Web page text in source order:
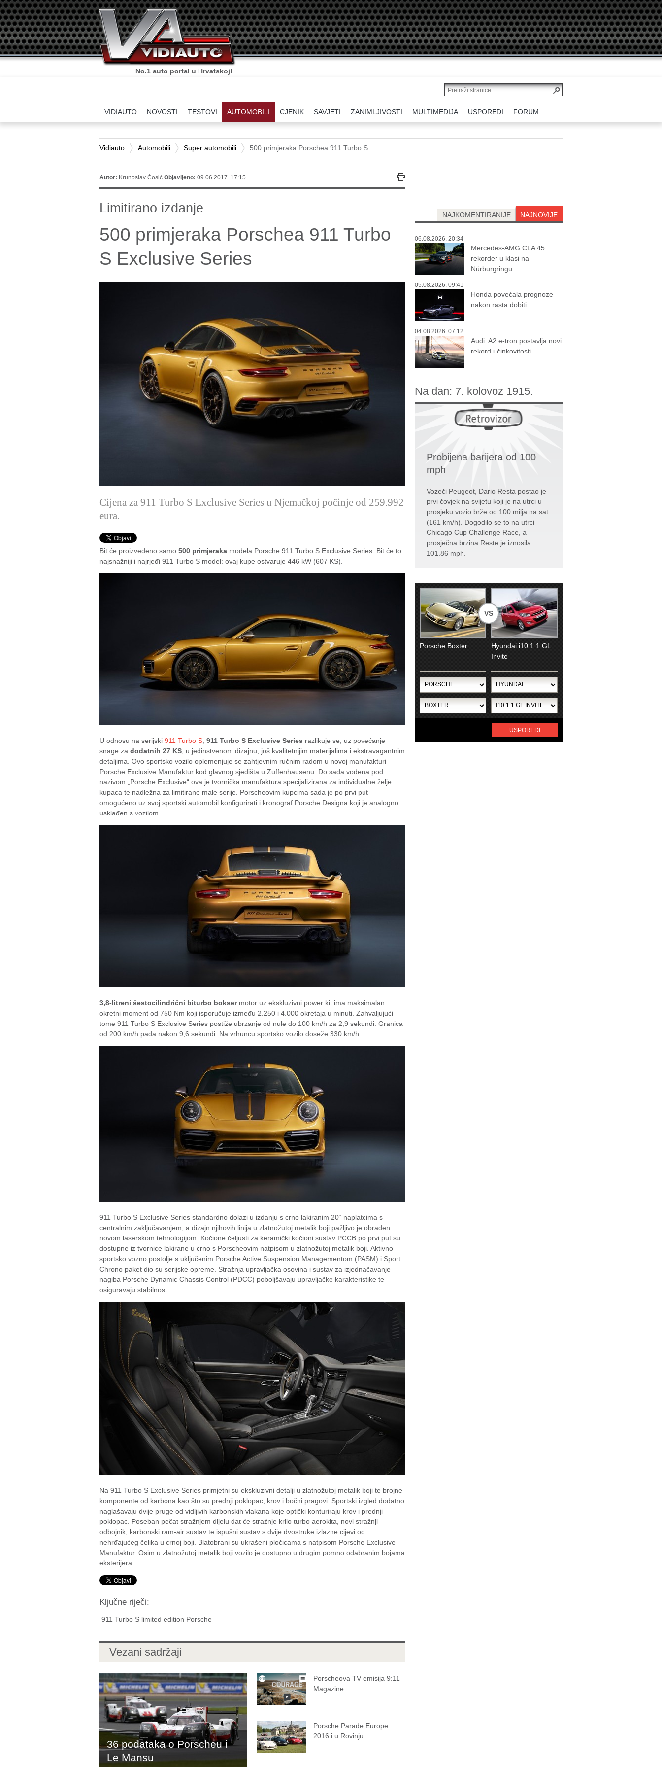
No.1 auto portal u Hrvatskoj!
VIDIAUTO NOVOSTI TESTOVI AUTOMOBILI CJENIK SAVJETI ZANIMLJIVOSTI MULTIMEDIJA USPOREDI FORUM
Vidiauto Automobili Super automobili 500 primjeraka Porschea 911 Turbo S
Autor: Krunoslav Ćosić Objavljeno: 09.06.2017. 17:15
Limitirano izdanje
500 primjeraka Porschea 911 Turbo
S Exclusive Series
Cijena za 911 Turbo S Exclusive Series u Njemačkoj počinje od 259.992
eura.
Bit će proizvedeno samo 500 primjeraka modela Porsche 911 Turbo S Exclusive Series. Bit će to
najsnažniji i najrjeđi 911 Turbo S model: ovaj kupe ostvaruje 446 kW (607 KS).
U odnosu na serijski 911 Turbo S 911 Turbo S Exclusive Series razlikuje se, uz povećanje
snage za dodatnih 27 KS , u jedinstvenom dizajnu, još kvalitetnijim materijalima i ekstravagantnim
detaljima. Ovo sportsko vozilo oplemenjuje se zahtjevnim ručnim radom u novoj manufakturi
Porsche Exclusive Manufaktur kod glavnog sjedišta u Zuffenhausenu. Do sada vođena pod
nazivom „Porsche Exclusive“ ova je tvornička manufaktura specijalizirana za individualne želje
kupaca te nadležna za limitirane male serije. Porscheovim kupcima sada je po prvi put
omogućeno uz svoj sportski automobil konfigurirati i kronograf Porsche Designa koji je analogno
usklađen s vozilom.
3,8-litreni šestocilindrični biturbo boksermotor uz ekskluzivni power kit ima maksimalan
okretni moment od 750 Nm koji isporučuje između 2.250 i 4.000 okretaja u minuti. Zahvaljujući
tome 911 Turbo S Exclusive Series postiže ubrzanje od nule do 100 km/h za 2,9 sekundi. Granica
od 200 km/h pada nakon 9,6 sekundi. Na vrhuncu sportsko vozilo doseže 330 km/h.
911 Turbo S Exclusive Series standardno dolazi u izdanju s crno lakiranim 20“ naplatcima s
centralnim zaključavanjem, a dizajn njihovih linija u zlatnožutoj metalik boji pažljivo je obrađen
novom laserskom tehnologijom. Kočione čeljusti za keramički kočioni sustav PCCB po prvi put su
dostupne iz tvornice lakirane u crno s Porscheovim natpisom u zlatnožutoj metalik boji. Aktivno
sportsko vozno postolje s uključenim Porsche Active Suspension Managementom (PASM) i Sport
Chrono paket dio su serijske opreme. Stražnja upravljačka osovina i sustav za izjednačavanje
nagiba Porsche Dynamic Chassis Control (PDCC) poboljšavaju upravljačke karakteristike te
osiguravaju stabilnost.
Na 911 Turbo S Exclusive Series primjetni su ekskluzivni detalji u zlatnožutoj metalik boji te brojne
komponente od karbona kao što su prednji poklopac, krov i bočni pragovi. Sportski izgled dodatno
naglašavaju dvije pruge od vidljivih karbonskih vlakana koje optički konturiraju krov i prednji
poklopac. Poseban pečat stražnjem dijelu dat će stražnje krilo turbo aerokita, novi stražnji
odbojnik, karbonski ram-air sustav te ispušni sustav s dvije dvostruke izlazne cijevi od
nehrđajućeg čelika u crnoj boji. Blatobrani su ukrašeni pločicama s natpisom Porsche Exclusive
Manufaktur. Osim u zlatnožutoj metalik boji vozilo je dostupno u drugim pomno odabranim bojama
eksterijera.
Ključne riječi:
911 Turbo S limited edition Porsche
Vezani sadržaji
36 podataka o Porscheu i
Le Mansu
Porscheova TV emisija 9:11
Magazine
Porsche Parade Europe
2016 i u Rovinju
NAJNOVIJE
NAJKOMENTIRANIJE
06.08.2026. 20:34
Mercedes-AMG CLA 45
rekorder u klasi na
Nürburgringu
05.08.2026. 09:41
Honda povećala prognoze
nakon rasta dobiti
04.08.2026. 07:12
Audi: A2 e-tron postavlja novi
rekord učinkovitosti
Na dan: 7. kolovoz 1915.
Probijena barijera od 100
mph
Vozeči Peugeot, Dario Resta postao je
prvi čovjek na svijetu koji je na utrci u
prosjeku vozio brže od 100 milja na sat
(161 km/h). Dogodilo se to na utrci
Chicago Cup Challenge Race, a
prosječna brzina Reste je iznosila
101.86 mph.
VS
Porsche Boxter
Hyundai i10 1.1 GL
Invite
USPOREDI
.::.